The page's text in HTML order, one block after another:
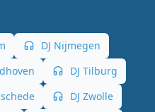
DJ Nijmegen
DJ Tilburg
DJ Zwolle